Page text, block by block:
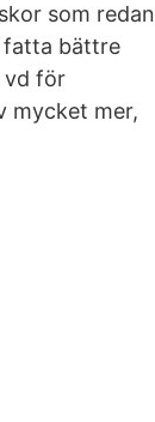
som redan
fatta bättre
vd för
mycket mer,